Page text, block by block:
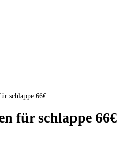
schlappe 66€
für schlappe 66€